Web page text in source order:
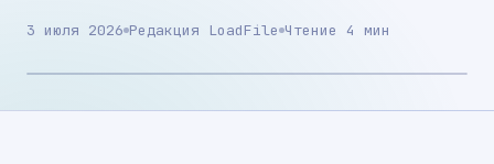
3 июля 2026 Редакция LoadFile Чтение 4 мин